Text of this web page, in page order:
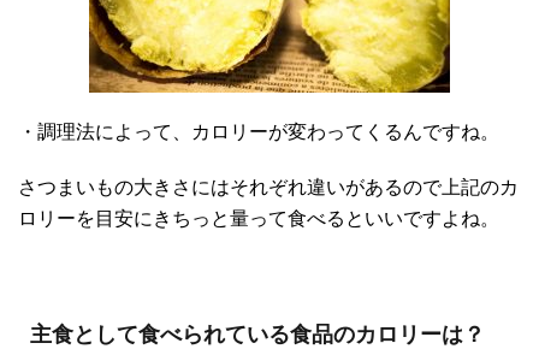
・調理法によって、カロリーが変わってくるんですね。
さつまいもの大きさにはそれぞれ違いがあるので上記のカ
ロリーを目安にきちっと量って食べるといいですよね。
主食として食べられている食品のカロリーは？